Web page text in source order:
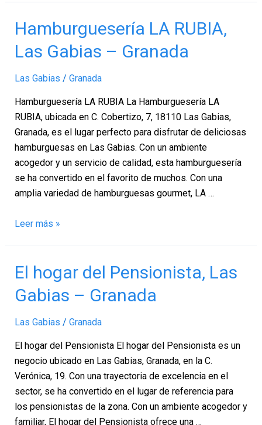
Hamburguesería LA RUBIA,
Las Gabias – Granada
Las Gabias / Granada
Hamburguesería LA RUBIA La Hamburguesería LA
RUBIA, ubicada en C. Cobertizo, 7, 18110 Las Gabias,
Granada, es el lugar perfecto para disfrutar de deliciosas
hamburguesas en Las Gabias. Con un ambiente
acogedor y un servicio de calidad, esta hamburguesería
se ha convertido en el favorito de muchos. Con una
amplia variedad de hamburguesas gourmet, LA …
Hamburguesería
RUBIA,
Gabias
–
Granada
Leer más »
El hogar del Pensionista, Las
Gabias – Granada
Las Gabias / Granada
El hogar del Pensionista El hogar del Pensionista es un
negocio ubicado en Las Gabias, Granada, en la C.
Verónica, 19. Con una trayectoria de excelencia en el
sector, se ha convertido en el lugar de referencia para
los pensionistas de la zona. Con un ambiente acogedor y
familiar, El hogar del Pensionista ofrece una …
El
hogar
del
Las
Gabias
–
Granada